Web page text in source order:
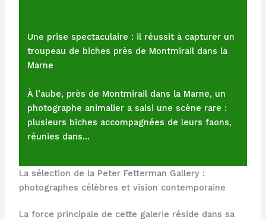
Une prise spectaculaire : il réussit à capturer un
troupeau de biches près de Montmirail dans la
Marne
À l’aube, près de Montmirail dans la Marne, un
photographe animalier a saisi une scène rare :
plusieurs biches accompagnées de leurs faons,
réunies dans…
La sélection de la Peter Fetterman Gallery :
photographes célèbres et vision contemporaine
La force principale de cette galerie réside dans sa